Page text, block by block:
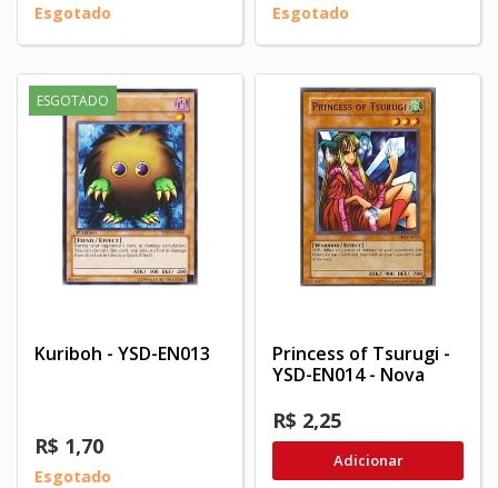
Esgotado Esgotado
ESGOTADO
Kuriboh - YSD-EN013
R$ 1,70
Esgotado
Princess of Tsurugi -
YSD-EN014 - Nova
R$ 2,25
Adicionar